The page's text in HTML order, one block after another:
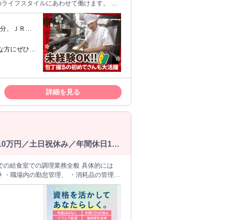
少なめ、夏休みは多め…等の調整も可
提供しています。 初心者の方
中華料理へチャレンジも♪ まずは厨房に
」 「留学するので、それまでバイトし
うコンセプトで、独自性を追求。 東海
こだわって店舗展開しており、年間250
、ＪＲ中
詳細を見る
万円／土日祝休み／年間休日125
・職場内の勤怠管理、 ・消耗品の管理、
食提供後の午後から、明日の準備をし